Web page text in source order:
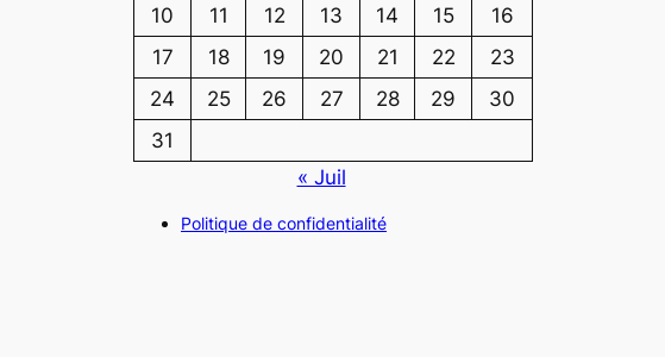
10
11 12 13 14 15
16
17
18 19 20 21 22
23
24
25 26 27 28 29
30
31
« Juil
Politique de confidentialité